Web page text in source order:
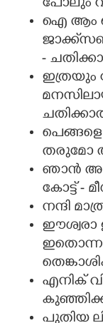
പോലും
ഐ ആം
-
ഇത്രയും
തരുമോ
ഞാൻ
കോട്ട് -
നന്ദി
ഈശ്വരാ
ഇതൊന്നു
എനിക്
പുതിയ